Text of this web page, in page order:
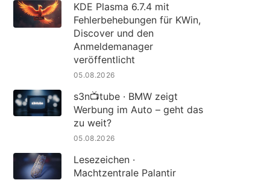
KDE Plasma 6.7.4 mit
Fehlerbehebungen für KWin,
Discover und den
Anmeldemanager
veröffentlicht
05.08.2026
s3n📺tube · BMW zeigt
Werbung im Auto – geht das
zu weit?
05.08.2026
Lesezeichen ·
Machtzentrale Palantir